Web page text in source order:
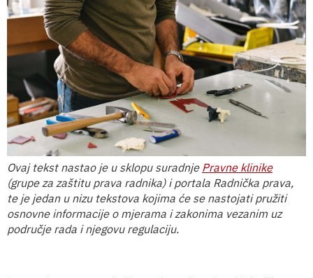
Ovaj tekst nastao je u sklopu suradnje Pravne klinike
(grupe za zaštitu prava radnika) i portala Radnička prava,
te je jedan u nizu tekstova kojima će se nastojati pružiti
osnovne informacije o mjerama i zakonima vezanim uz
područje rada i njegovu regulaciju.